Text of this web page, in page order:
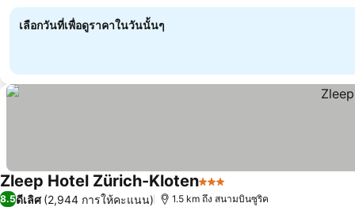
เลือกวันที่เพื่อดูราคาในวันนั้นๆ
Zleep Hotel Zürich-Kloten3 ดาว
8.5ดีเลิศ (2,944 การให้คะแนน) 1.5 km ถึง สนามบินซูริค